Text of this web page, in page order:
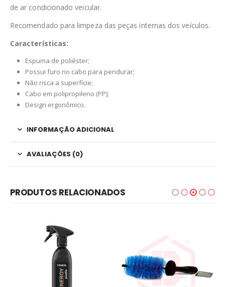
de ar condicionado veicular.
Recomendado para limpeza das peças internas dos veículos.
Características:
Espuma de poliéster;
Possui furo no cabo para pendurar;
Não risca a superfície;
Cabo em polipropileno (PP);
Design ergonômico.
INFORMAÇÃO ADICIONAL
AVALIAÇÕES (0)
PRODUTOS RELACIONADOS